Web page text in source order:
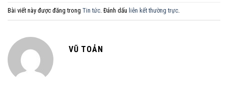
Bài viết này được đăng trong Tin tức. Đánh dấu liên kết thường trực.
VŨ TOẢN